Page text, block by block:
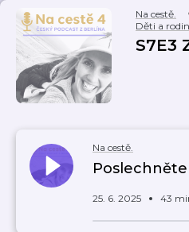
Na cestě.
Děti a
S7E3
Na cestě.
25. 6. 2025 43